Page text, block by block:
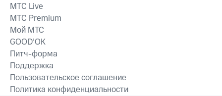
MTС Live
MTС Premium
Мой МТС
GOOD’OK
Питч-форма
Поддержка
Пользовательское соглашение
Политика конфиденциальности